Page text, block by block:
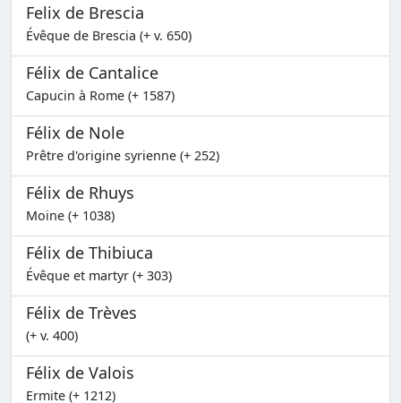
Felix de Brescia
Évêque de Brescia (+ v. 650)
Félix de Cantalice
Capucin à Rome (+ 1587)
Félix de Nole
Prêtre d'origine syrienne (+ 252)
Félix de Rhuys
Moine (+ 1038)
Félix de Thibiuca
Évêque et martyr (+ 303)
Félix de Trèves
(+ v. 400)
Félix de Valois
Ermite (+ 1212)